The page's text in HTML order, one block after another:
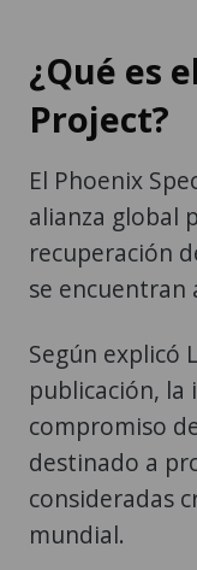
¿Qué es
Project?
El Phoenix
alianza global
recuperación
se encuentran
Según explicó
publicación,
compromiso
destinado a
consideradas
mundial.